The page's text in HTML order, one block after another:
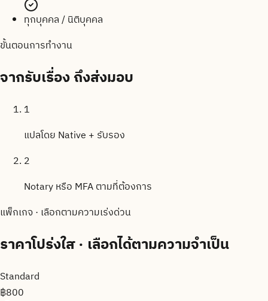
ทุกบุคคล / นิติบุคคล
ขั้นตอนการทำงาน
จากรับเรื่องถึงส่งมอบ
1
แปลโดย Native + รับรอง
2
Notary หรือ MFA ตามที่ต้องการ
แพ็กเกจ · เลือกตามความเร่งด่วน
ราคาโปร่งใส· เลือกได้ตามความจำเป็น
Standard
฿800